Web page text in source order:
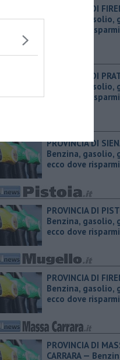
PROVINCIA DI
Benzina, gasolio,
ecco dove
PROVINCIA DI
Benzina, gasolio,
ecco dove
PROVINCIA DI
Benzina, gasolio,
ecco dove
PROVINCIA DI
Benzina, gasolio,
ecco dove
PROVINCIA DI
Benzina, gasolio,
ecco dove
PROVINCIA DI
CARRARA —